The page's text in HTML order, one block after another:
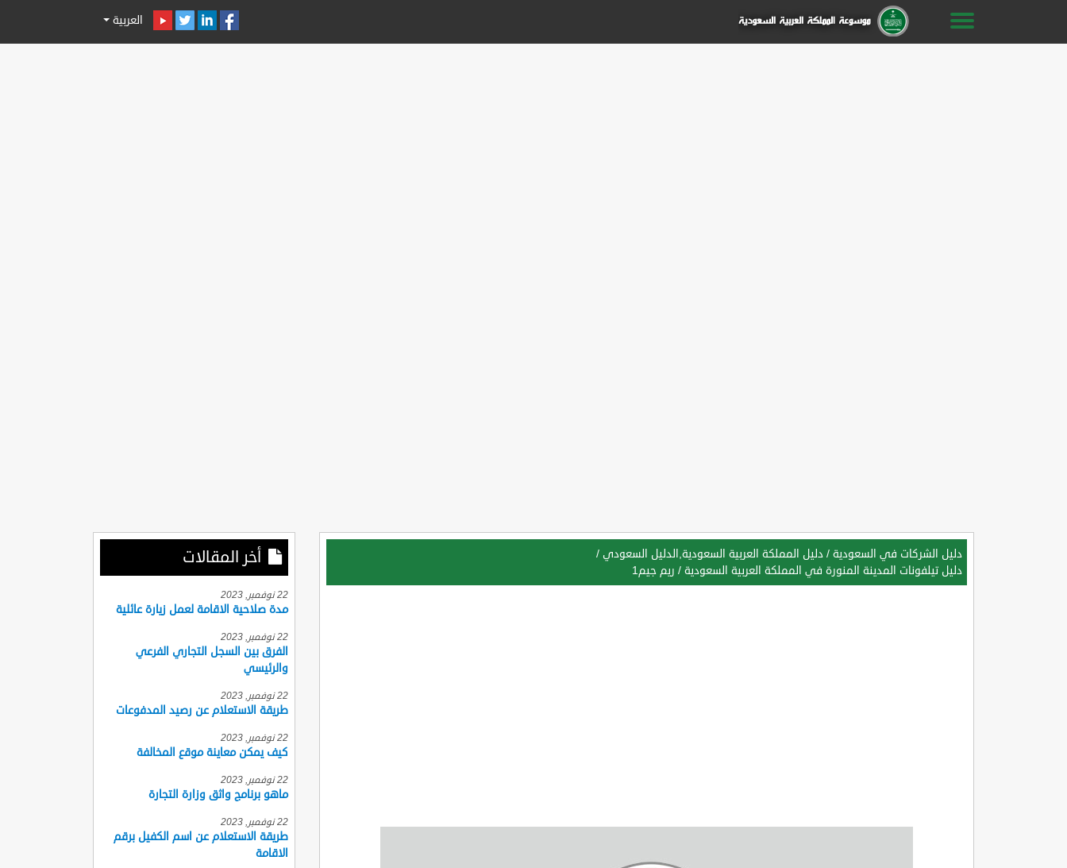
العربية
دليل الشركات في السعودية / دليل المملكة العربية السعودية,الدليل السعودي /
دليل تيلفونات المدينة المنورة في المملكة العربية السعودية / ريم جيم1
أخر المقالات
22 نوفمبر, 2023
مدة صلاحية الاقامة لعمل زيارة عائلية
22 نوفمبر, 2023
الفرق بين السجل التجاري الفرعي
والرئيسي
22 نوفمبر, 2023
طريقة الاستعلام عن رصيد المدفوعات
22 نوفمبر, 2023
كيف يمكن معاينة موقع المخالفة
22 نوفمبر, 2023
ماهو برنامج واثق وزارة التجارة
22 نوفمبر, 2023
طريقة الاستعلام عن اسم الكفيل برقم
الاقامة